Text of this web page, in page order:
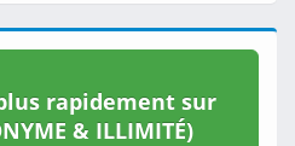
rapidement sur
& ILLIMITÉ)